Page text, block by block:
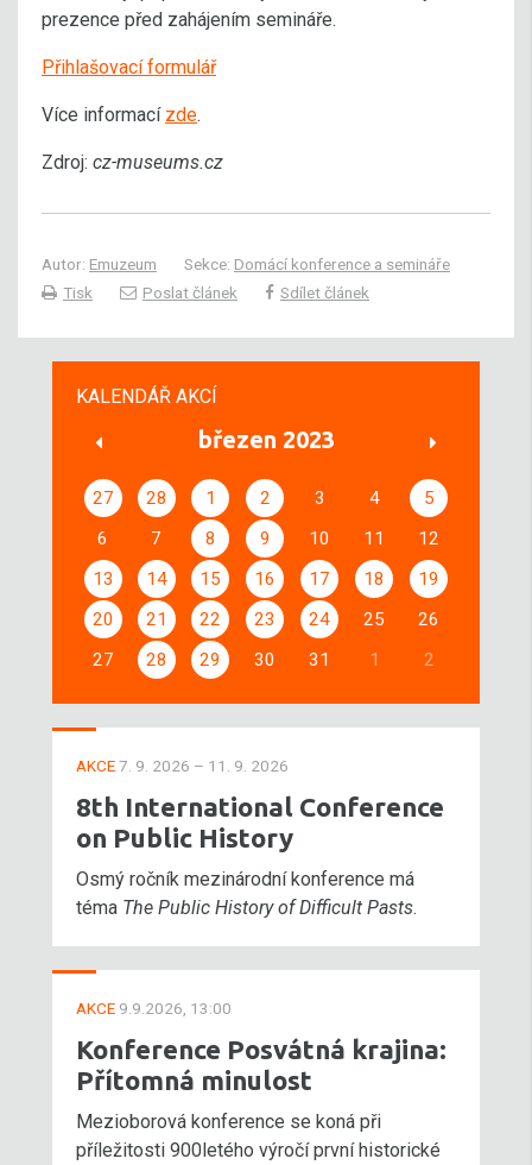
prezence před zahájením semináře.
Přihlašovací formulář
Více informací zde.
Zdroj: cz-museums.cz
Autor: Emuzeum Sekce: Domácí konference a semináře
Tisk
Poslat článek Sdílet článek
KALENDÁŘ AKCÍ
březen 2023
27 28 1 2 3 4
5
6
7 8 9 10 11
12
13
14 15 16 17 18
19
20
21 22 23 24 25
26
27
28 29 30 31 1 2
AKCE7. 9. 2026 – 11. 9. 2026
8th International Conference
on Public History
Osmý ročník mezinárodní konference má
téma The Public History of Difficult Pasts.
AKCE 9.9.2026, 13:00
Konference Posvátná krajina:
Přítomná minulost
Mezioborová konference se koná při
příležitosti 900letého výročí první historické